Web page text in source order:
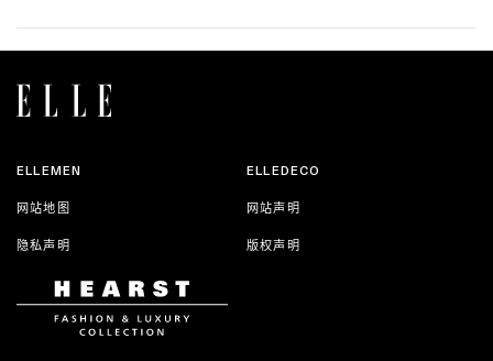
ELLEMEN ELLEDECO
网站地图 网站声明
隐私声明 版权声明